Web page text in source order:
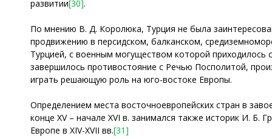
развитии[30].
По мнению В. Д. Королюка, Турция не была
продвижению в персидском, балканском,
Турцией, с военным могуществом которой приходилось
завершилось противостояние с Речью Посполитой,
играть решающую роль на юго-востоке Европы.
Определением места восточноевропейских стран в
конце XV – начале XVI в. занимался также историк И.
Европе в XIV-XVII вв.[31]